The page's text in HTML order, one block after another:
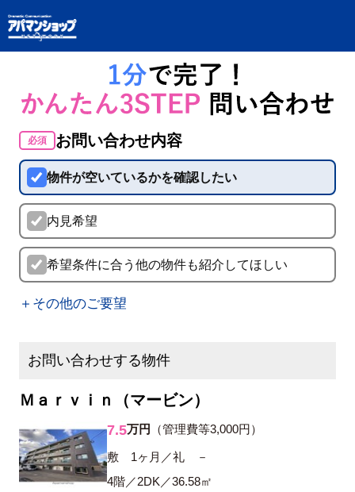
必須 お問い合わせ内容
物件が空いているかを確認したい
内見希望
希望条件に合う他の物件も紹介してほしい
＋その他のご要望
お問い合わせする物件
Ｍａｒｖｉｎ（マービン）
7.5万円 （管理費等3,000円）
敷 1ヶ月／礼 －
4階／2DK／36.58㎡